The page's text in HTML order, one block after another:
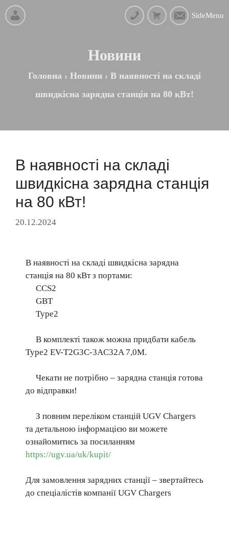
SideMenu
Новини
Головна › Новини › В наявності на складі
швидкісна зарядна станція на 80 кВт!
В наявності на складі
швидкісна зарядна станція
на 80 кВт!
20.12.2024
В наявності на складі швидкісна зарядна
станція на 80 кВт з портами:
ССS2
GBT
Type2
В комплекті також можна придбати кабель
Type2 EV-T2G3C-3AC32A 7,0M.
Чекати не потрібно – зарядна станція готова
до відправки!
З повним переліком станцій UGV Chargers
та детальною інформацією ви можете
ознайомитись за посиланням
https://ugv.ua/uk/kupit/
Для замовлення зарядних станції – звертайтесь
до спеціалістів компанії UGV Chargers